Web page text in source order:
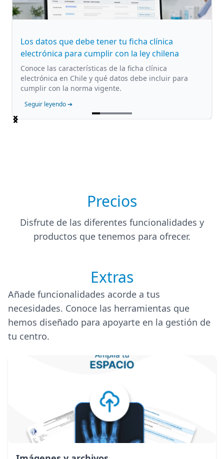
Los datos que debe tener tu ficha clínica
electrónica para cumplir con la ley chilena
Conoce las características de la ficha clínica
electrónica en Chile y qué datos debe incluir para
cumplir con la norma vigente.
Seguir leyendo ➔
Item
Precios
Disfrute de las diferentes funcionalidades y
productos que tenemos para ofrecer.
Extras
Añade funcionalidades acorde a tus
necesidades. Conoce las herramientas que
hemos diseñado para apoyarte en la gestión de
tu centro.